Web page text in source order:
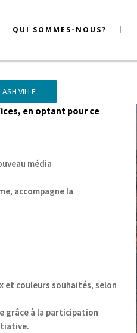
QUI SOMMES-NOUS?
VILLE
en optant pour ce
média
accompagne la
et couleurs souhaités, selon
grâce à la participation